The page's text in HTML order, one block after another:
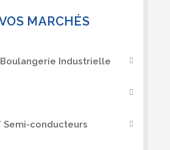
MARCHÉS
Industrielle
conducteurs